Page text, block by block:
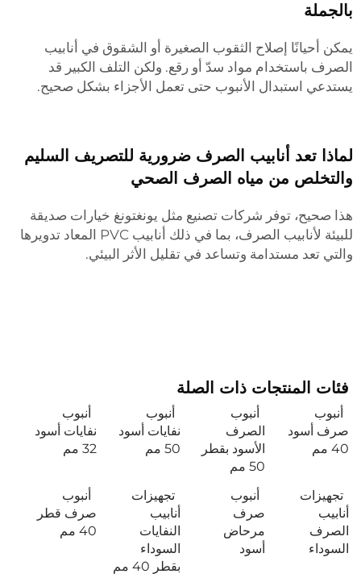
بالجملة
يمكن أحيانًا إصلاح الثقوب الصغيرة أو الشقوق في أنابيب
الصرف باستخدام مواد سدّ أو رقع. ولكن التلف الكبير قد
يستدعي استبدال الأنبوب حتى تعمل الأجزاء بشكل صحيح.
لماذا تعد أنابيب الصرف ضرورية للتصريف السليم
والتخلص من مياه الصرف الصحي
هذا صحيح، توفر شركات تصنيع مثل يونغتونغ خيارات صديقة
للبيئة لأنابيب الصرف، بما في ذلك أنابيب PVC المعاد تدويرها
والتي تعد مستدامة وتساعد في تقليل الأثر البيئي.
فئات المنتجات ذات الصلة
أنبوب
صرف أسود
40 مم
أنبوب
الصرف
الأسود بقطر
50 مم
أنبوب
نفايات أسود
50 مم
أنبوب
نفايات أسود
32 مم
تجهيزات
أنابيب
الصرف
السوداء
أنبوب
صرف
مرحاض
أسود
تجهيزات
أنابيب
النفايات
السوداء
بقطر 40 مم
أنبوب
صرف قطر
40 مم